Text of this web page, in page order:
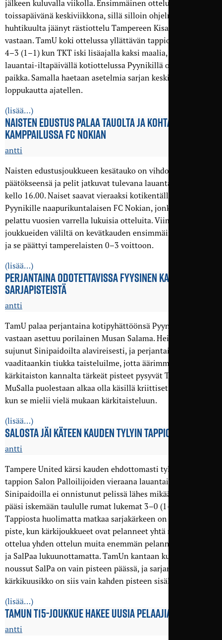
jälkeen kuluvalla viikolla. Ensimmäinen ottelu pelattiin jo
toissapäivänä keskiviikkona, sillä silloin ohjelmassa oli
huhtikuulta jäänyt rästiottelu Tampereen Kisatovereista
vastaan. TamU koki ottelussa yllättävän tappion maalein
4–3 (1–1) kun TKT iski lisäajalla kaksi maalia, joten
lauantai-iltapäivällä kotiottelussa Pyynikillä on revanssin
paikka. Samalla haetaan asetelmia sarjan keskikastissa
loppukautta ajatellen.
(lisää…)
NAISTEN EDUSTUS PALAA TAUOLTA JA KOHTAA KÄRKI­
KAMPPAILUSSA FC NOKIAN
antti
Naisten edustusjoukkueen kesätauko on vihdoin tullut
päätökseensä ja pelit jatkuvat tulevana lauantaina 30.7.
kello 16.00. Naiset saavat vieraaksi kotikentälleen
Pyynikille naapurikuntalaisen FC Nokian, jonka kanssa on
pelattu vuosien varrella lukuisia otteluita. Viimeisin ottelu
joukkueiden väliltä on kevätkauden ensimmäinen sarjapeli,
ja se päättyi tamperelaisten 0–3 voittoon.
(lisää…)
PERJANTAINA ODOTETTAVISSA FYYSINEN KAMPPAILU
SARJA­PISTEISTÄ
antti
TamU palaa perjantaina kotipyhättöönsä Pyynikille, jossa
vastaan asettuu porilainen Musan Salama. Heinäkuu on
sujunut Sinipaidoilta alavireisesti, ja perjantaina
vaaditaankin tiukka taisteluilme, jotta äärimmäisen tiukan
kärkitaiston kannalta tärkeät pisteet pysyvät Tampereella.
MuSalla puolestaan alkaa olla käsillä kriittiset hetket, jos ja
kun se mielii vielä mukaan kärkitaisteluun.
(lisää…)
SALOSTA JÄI KÄTEEN KAUDEN TYLYIN TAPPIO
antti
Tampere United kärsi kauden ehdottomasti tylyimmän
tappion Salon Palloilijoiden vieraana lauantaina.
Sinipaidoilla ei onnistunut pelissä lähes mikään, ja SalPa
pääsi iskemään taululle rumat lukemat 3–0 (1–0).
Tappiosta huolimatta matkaa sarjakärkeen on vain yksi
piste, kun kärkijoukkueet ovat pelanneet yhtä monta
ottelua yhden ottelun muita enemmän pelanneita FC Jazzia
ja SalPaa lukuunottamatta. TamUn kantaan kuudenneksi
noussut SalPa on vain pisteen päässä, ja sarjan
kärkikuusikko on siis vain kahden pisteen sisällä.
(lisää…)
TAMUN T15-JOUKKUE HAKEE UUSIA PELAAJIA
antti